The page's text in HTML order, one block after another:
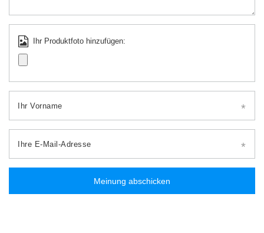
Ihr Produktfoto hinzufügen:
Ihr Vorname
Ihre E-Mail-Adresse
Meinung abschicken